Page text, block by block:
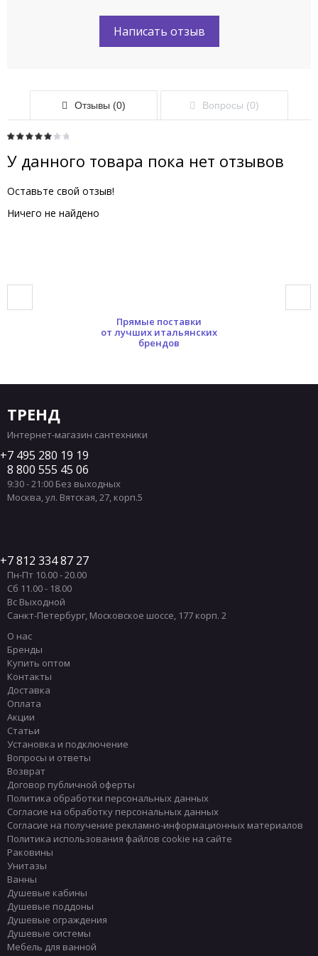
Написать отзыв
Отзывы (0) Вопросы (0)
У данного товара пока нет отзывов
Оставьте свой отзыв!
Ничего не найдено
Прямые поставки
от лучших итальянских
брендов
ТРЕНД
Интернет-магазин сантехники
7 495 280 19 19
8 800 555 45 06
9:30 - 21:00 Без выходных
Москва,ул. Вятская, 27, корп.5
7 812 334 87 27
Пн-Пт 10.00 - 20.00
Сб 11.00 - 18.00
Вс Выходной
Санкт-Петербург, Московское шоссе, 177 корп. 2
О нас
Бренды
Купить оптом
Контакты
Доставка
Оплата
Акции
Статьи
Установка и подключение
Вопросы и ответы
Возврат
Договор публичной оферты
Политика обработки персональных данных
Согласие на обработку персональных данных
Согласие на получение рекламно-информационных материалов
Политика использования файлов cookie на сайте
Раковины
Унитазы
Ванны
Душевые кабины
Душевые поддоны
Душевые ограждения
Душевые системы
Мебель для ванной